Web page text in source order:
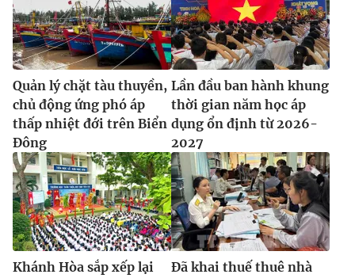
Quản lý chặt tàu thuyền,
chủ động ứng phó áp
thấp nhiệt đới trên Biển
Đông
Lần đầu ban hành khung
thời gian năm học áp
dụng ổn định từ 2026-
2027
Khánh Hòa sắp xếp lại
Đã khai thuế thuê nhà